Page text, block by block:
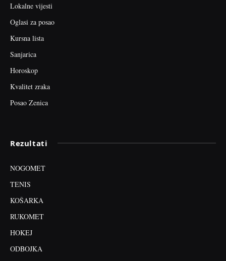
Lokalne vijesti
Oglasi za posao
Kursna lista
Sanjarica
Horoskop
Kvalitet zraka
Posao Zenica
Rezultati
NOGOMET
TENIS
KOŠARKA
RUKOMET
HOKEJ
ODBOJKA